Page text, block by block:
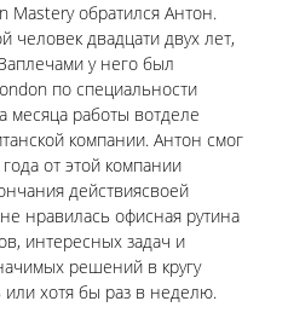
Mastery обратился Антон.
человек двадцати двух лет,
у него был
по специальности
месяца работы вотделе
компании. Антон смог
от этой компании
действиясвоей
нравилась офисная рутина
интересных задач и
решений в кругу
хотя бы раз в неделю.